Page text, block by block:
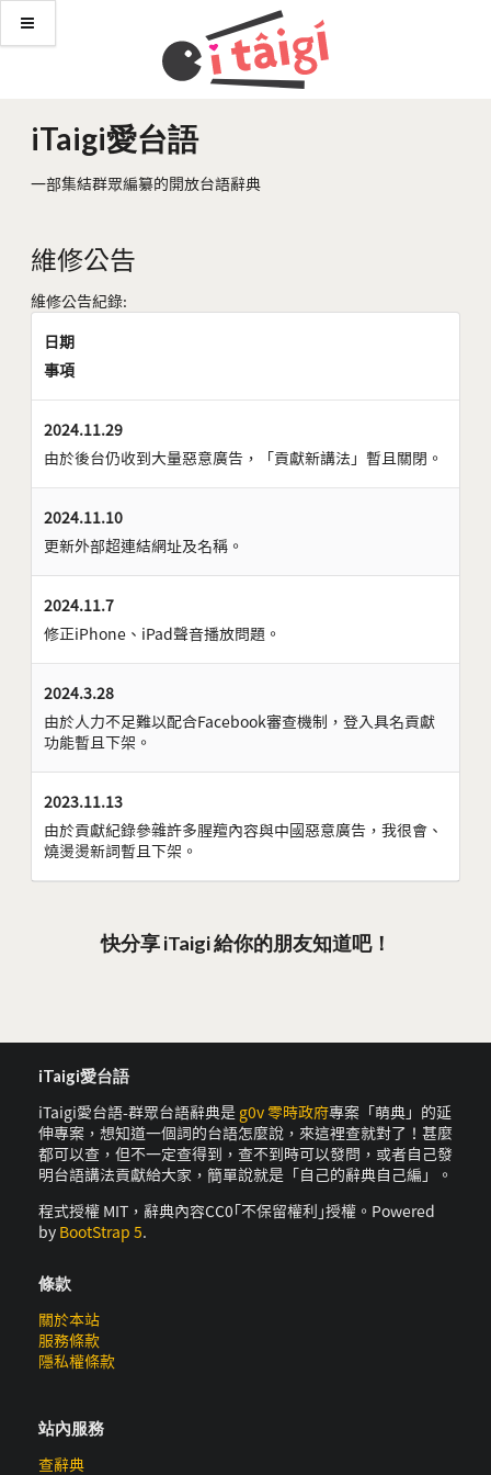
iTaigi愛台語
一部集結群眾編纂的開放台語辭典
維修公告
維修公告紀錄:
日期
事項
2024.11.29
由於後台仍收到大量惡意廣告，「貢獻新講法」暫且關閉。
2024.11.10
更新外部超連結網址及名稱。
2024.11.7
修正iPhone、iPad聲音播放問題。
2024.3.28
由於人力不足難以配合Facebook審查機制，登入具名貢獻
功能暫且下架。
2023.11.13
由於貢獻紀錄參雜許多腥羶內容與中國惡意廣告，我很會、
燒燙燙新詞暫且下架。
快分享 iTaigi 給你的朋友知道吧！
iTaigi愛台語
iTaigi愛台語-群眾台語辭典是 g0v 零時政府專案「萌典」的延
伸專案，想知道一個詞的台語怎麼說，來這裡查就對了！甚麼
都可以查，但不一定查得到，查不到時可以發問，或者自己發
明台語講法貢獻給大家，簡單說就是「自己的辭典自己編」。
程式授權 MIT，辭典內容CC0｢不保留權利｣授權。Powered
by BootStrap 5.
條款
關於本站
服務條款
隱私權條款
站內服務
查辭典